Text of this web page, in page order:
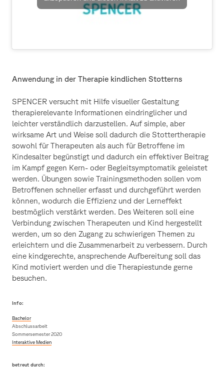
Anwendung in der Therapie kindlichen Stotterns
SPENCER versucht mit Hilfe visueller Gestaltung
therapierelevante Informationen eindringlicher und
leichter verständlich darzustellen. Auf simple, aber
wirksame Art und Weise soll dadurch die Stottertherapie
sowohl für Therapeuten als auch für Betroffene im
Kindesalter begünstigt und dadurch ein effektiver Beitrag
im Kampf gegen Kern- oder Begleitsymptomatik geleistet
werden. Übungen sowie Trainingsmethoden sollen vom
Betroffenen schneller erfasst und durchgeführt werden
können, wodurch die Effizienz und der Lerneffekt
bestmöglich verstärkt werden. Des Weiteren soll eine
Verbindung zwischen Therapeuten und Kind hergestellt
werden, um so den Zugang zu schwierigen Themen zu
erleichtern und die Zusammenarbeit zu verbessern. Durch
eine kindgerechte, ansprechende Aufbereitung soll das
Kind motiviert werden und die Therapiestunde gerne
besuchen.
Info:
Bachelor
Abschlussarbeit
Sommersemester 2020
Interaktive Medien
betreut durch: